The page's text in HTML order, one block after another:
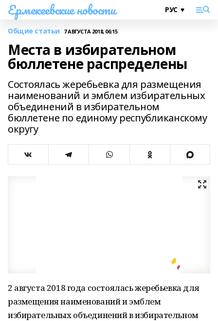
Ермекеевские новости
Общие статьи 7 АВГУСТА 2018, 06:15
Места в избирательном
бюллетене распределены
Состоялась жеребьевка для размещения
наименований и эмблем избирательных
объединений в избирательном
бюллетене по единому республиканскому
округу
2 августа 2018 года состоялась жеребьевка для
размещения наименований и эмблем
избирательных объединений в избирательном